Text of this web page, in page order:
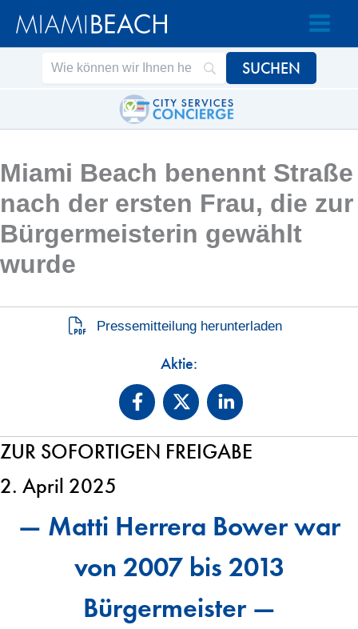
Zum
Inhalt
Zum
Inhalt
Miami Beach benennt Straße
nach der ersten Frau, die zur
Bürgermeisterin gewählt
wurde
Pressemitteilung herunterladen
Aktie:
ZUR SOFORTIGEN FREIGABE
2. April 2025
— Matti Herrera Bower war
von 2007 bis 2013
Bürgermeister —